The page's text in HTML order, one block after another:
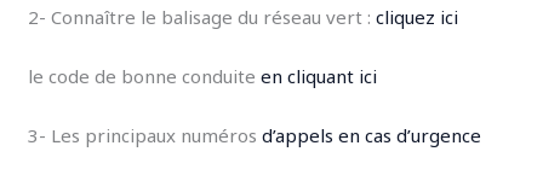
2- Connaître le balisage du réseau vert :cliquez ici
le code de bonne conduiteen cliquant ici
3- Les principaux numérosd’appels en cas d’urgence